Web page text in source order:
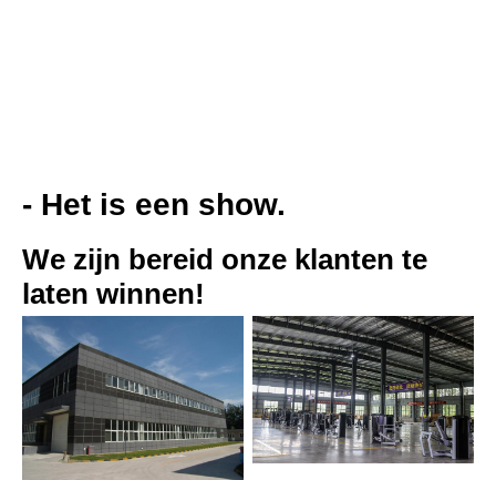
- Het is een show.
We zijn bereid onze klanten te
laten winnen!